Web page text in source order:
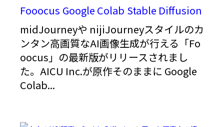
Fooocus Google Colab Stable Diffusion
midJourneyや nijiJourneyスタイルのカ
ンタン高画質なAI画像生成が行える「Fo
oocus」の最新版がリリースされまし
た。AICU Inc.が原作そのままに Google
Colab...